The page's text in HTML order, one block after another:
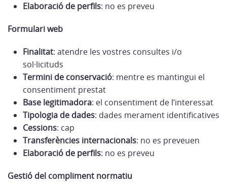
Elaboració de perfils: no es preveu
Formulari web
Finalitat: atendre les vostres consultes i/o
sol·licituds
Termini de conservació: mentre es mantingui el
consentiment prestat
Base legitimadora: el consentiment de l’interessat
Tipologia de dades: dades merament identificatives
Cessions: cap
Transferències internacionals: no es preveuen
Elaboració de perfils: no es preveu
Gestió del compliment normatiu